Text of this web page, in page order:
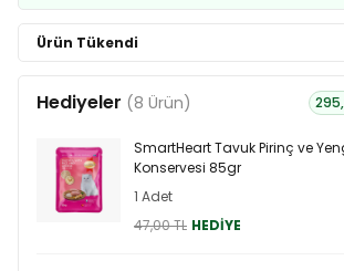
Ürün Tükendi
Hediyeler (8 Ürün)
SmartHeart Tavuk Pirinç ve
Konservesi 85gr
1 Adet
47,00 TL HEDİYE